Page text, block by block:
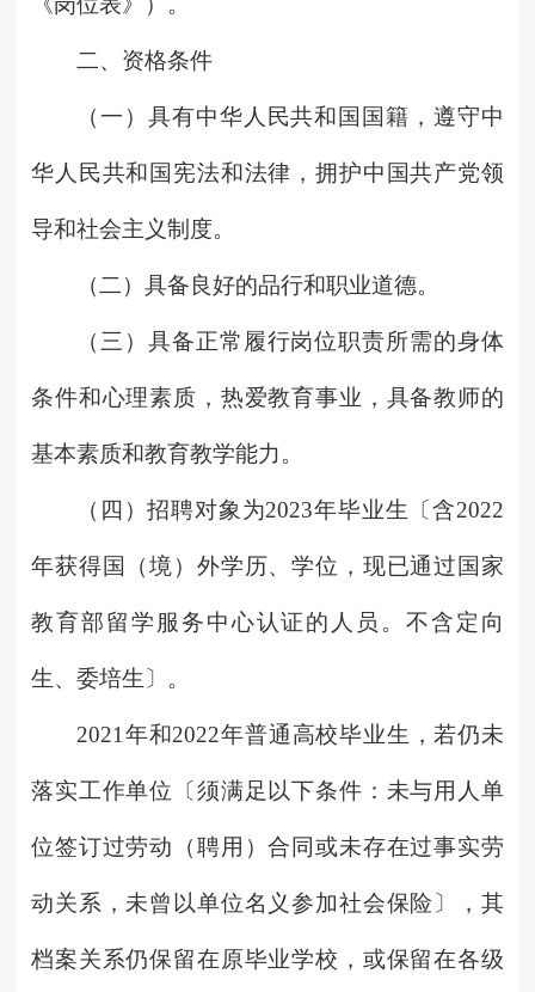
二、资格条件
（一）具有中华人民共和国国籍，遵守中
华人民共和国宪法和法律，拥护中国共产党领
导和社会主义制度。
（二）具备良好的品行和职业道德。
（三）具备正常履行岗位职责所需的身体
条件和心理素质，热爱教育事业，具备教师的
基本素质和教育教学能力。
（四）招聘对象为2023年毕业生〔含2022
年获得国（境）外学历、学位，现已通过国家
教育部留学服务中心认证的人员。不含定向
生、委培生〕。
2021年和2022年普通高校毕业生，若仍未
落实工作单位〔须满足以下条件：未与用人单
位签订过劳动（聘用）合同或未存在过事实劳
动关系，未曾以单位名义参加社会保险〕，其
档案关系仍保留在原毕业学校，或保留在各级